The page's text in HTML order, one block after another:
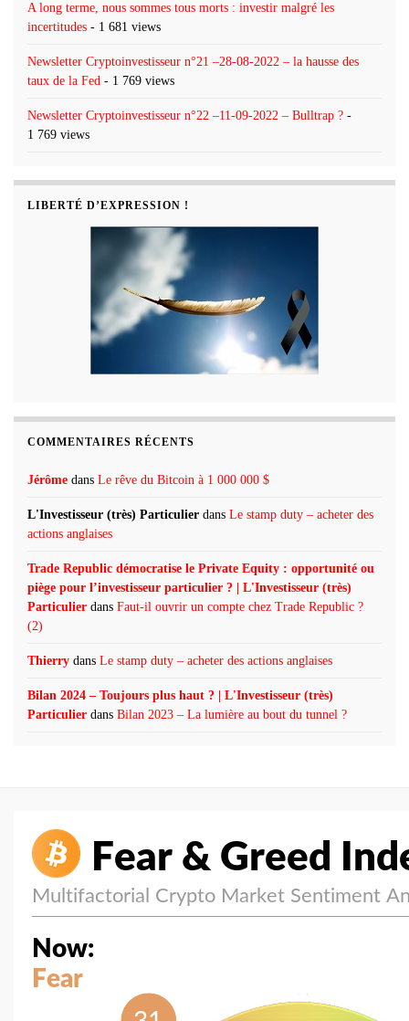
A long terme, nous sommes tous morts : investir malgré les
incertitudes - 1 681 views
Newsletter Cryptoinvestisseur n°21 –28-08-2022 – la hausse des
taux de la Fed - 1 769 views
Newsletter Cryptoinvestisseur n°22 –11-09-2022 – Bulltrap ? -
1 769 views
LIBERTÉ D’EXPRESSION !
COMMENTAIRES RÉCENTS
Jérôme dans Le rêve du Bitcoin à 1 000 000 $
L'Investisseur (très) Particulier dans Le stamp duty – acheter des
actions anglaises
Trade Republic démocratise le Private Equity : opportunité ou
piège pour l’investisseur particulier ? | L'Investisseur (très)
Particulier dans Faut-il ouvrir un compte chez Trade Republic ?
(2)
Thierry dans Le stamp duty – acheter des actions anglaises
Bilan 2024 – Toujours plus haut ? | L'Investisseur (très)
Particulier dans Bilan 2023 – La lumière au bout du tunnel ?